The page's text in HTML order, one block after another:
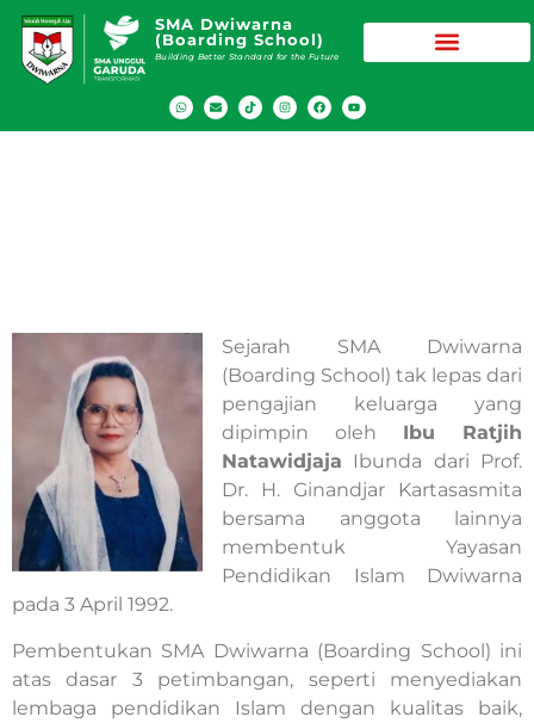
SMA Dwiwarna
(Boarding School)
Building Better Standard for the Future
Sejarah SMA Dwiwarna
(Boarding School) tak lepas dari
pengajian keluarga yang
dipimpin oleh Ibu Ratjih
Natawidjaja Ibunda dari Prof.
Dr. H. Ginandjar Kartasasmita
bersama anggota lainnya
membentuk Yayasan
Pendidikan Islam Dwiwarna
pada 3 April 1992.
Pembentukan SMA Dwiwarna (Boarding School) ini
atas dasar 3 petimbangan, seperti menyediakan
lembaga pendidikan Islam dengan kualitas baik,